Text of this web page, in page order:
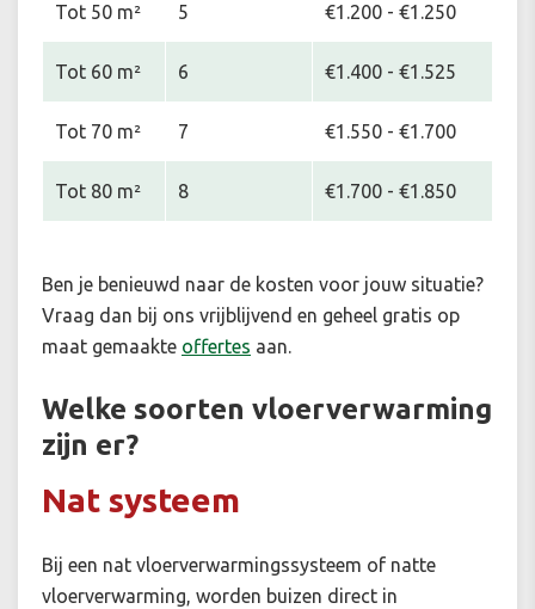
Tot 50 m² 5 €1.200 - €1.250
Tot 60 m² 6 €1.400 - €1.525
Tot 70 m² 7 €1.550 - €1.700
Tot 80 m² 8 €1.700 - €1.850
Ben je benieuwd naar de kosten voor jouw situatie?
Vraag dan bij ons vrijblijvend en geheel gratis op
maat gemaakte offertes aan.
Welke soorten vloerverwarming
zijn er?
Nat systeem
Bij een nat vloerverwarmingssysteem of natte
vloerverwarming, worden buizen direct in